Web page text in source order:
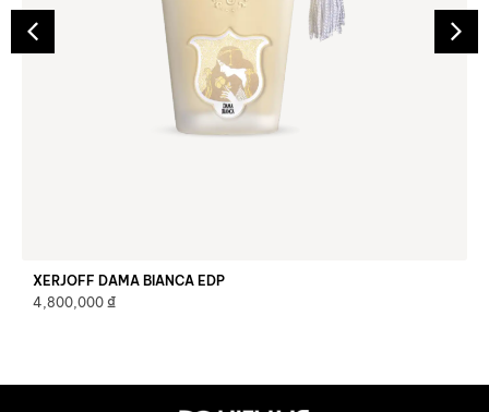
XERJOFF DAMA BIANCA EDP
4,800,000 ₫